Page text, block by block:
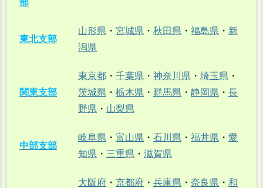
部
東北支部
山形県 ・ 宮城県 ・ 秋田県 ・ 福島県 ・ 新
潟県
関東支部
東京都 ・ 千葉県 ・ 神奈川県 ・ 埼玉県 ・
茨城県 ・ 栃木県 ・ 群馬県 ・ 静岡県 ・ 長
野県 ・ 山梨県
中部支部
岐阜県 ・ 富山県 ・ 石川県 ・ 福井県 ・ 愛
知県 ・ 三重県 ・ 滋賀県
大阪府 ・ 京都府 ・ 兵庫県 ・ 奈良県 ・ 和